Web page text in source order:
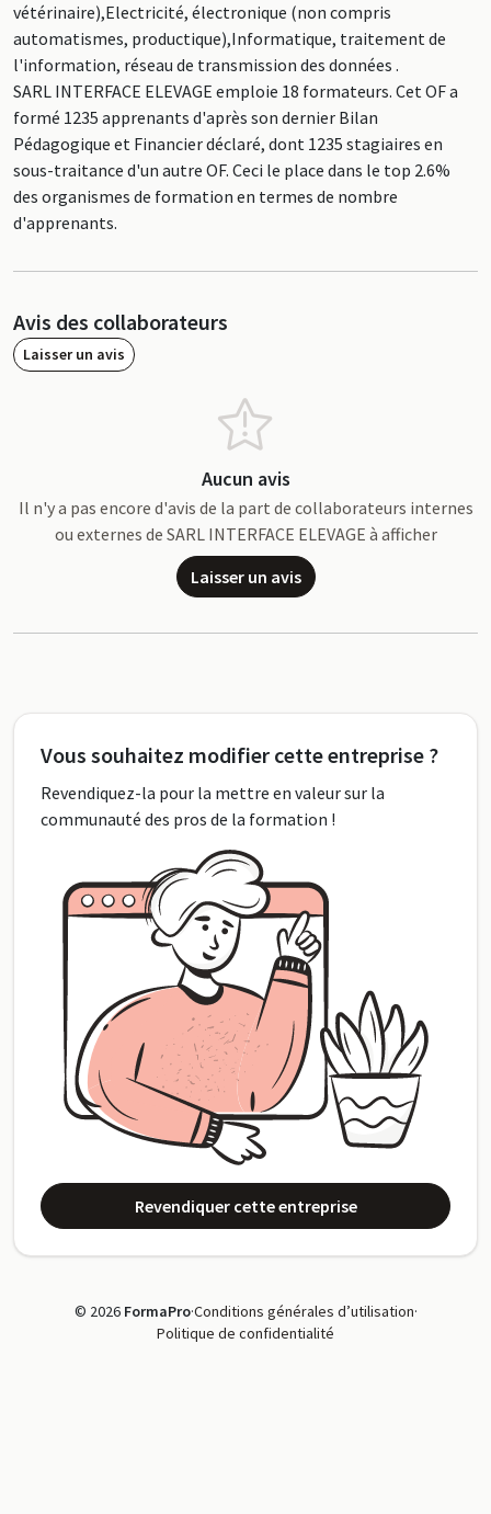
vétérinaire),Electricité, électronique (non compris
automatismes, productique),Informatique, traitement de
l'information, réseau de transmission des données .
SARL INTERFACE ELEVAGE emploie 18 formateurs. Cet OF a
formé 1235 apprenants d'après son dernier Bilan
Pédagogique et Financier déclaré, dont 1235 stagiaires en
sous-traitance d'un autre OF. Ceci le place dans le top 2.6%
des organismes de formation en termes de nombre
d'apprenants.
Avis des collaborateurs
Laisser un avis
Aucun avis
Il n'y a pas encore d'avis de la part de collaborateurs internes
ou externes de SARL INTERFACE ELEVAGE à afficher
Laisser un avis
Vous souhaitez modifier cette entreprise ?
Revendiquez-la pour la mettre en valeur sur la
communauté des pros de la formation !
Revendiquer cette entreprise
© 2026 FormaPro·Conditions générales d’utilisation·
Politique de confidentialité